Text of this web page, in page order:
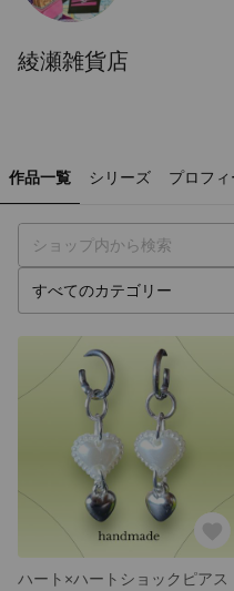
綾瀬雑貨店
作品一覧 シリーズ プロフ
ハート×ハートショックピアス